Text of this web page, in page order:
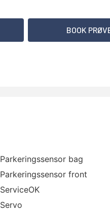
BOOK
Parkeringssensor bag
Parkeringssensor front
ServiceOK
Servo